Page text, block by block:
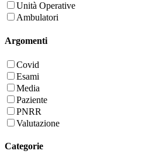
Unità Operative
Ambulatori
Argomenti
Covid
Esami
Media
Paziente
PNRR
Valutazione
Categorie